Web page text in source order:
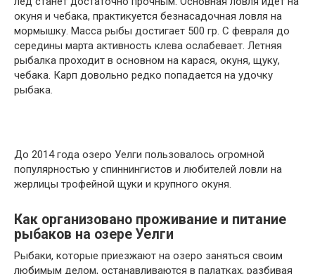
окуня и чебака, практикуется безнасадочная ловля на
мормышку. Масса рыбы достигает 500 гр. С февраля до
середины марта активность клева ослабевает. Летняя
рыбалка проходит в основном на карася, окуня, щуку,
чебака. Карп довольно редко попадается на удочку
рыбака.
До 2014 года озеро Уелги пользовалось огромной
популярностью у спиннингистов и любителей ловли на
жерлицы трофейной щуки и крупного окуня.
Как организовано проживание и питание
рыбаков на озере Уелги
Рыбаки, которые приезжают на озеро заняться своим
любимым делом, останавливаются в палатках, разбивая